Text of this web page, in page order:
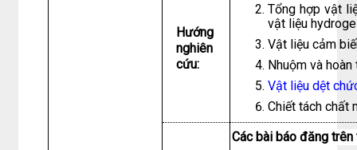
Hướng
nghiên
cứu:
Tổng hợp vật
vật liệu
Vật liệu cảm
Nhuộm và
Vật liệu dệt
Chiết tách chất
Các bài báo đăng